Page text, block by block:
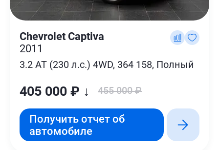
Chevrolet Captiva
2011
3.2 AT (230 л.с.) 4WD, 364 158, Полный
405 000 ₽ ↓ 455 000 ₽
Получить отчет об
автомобиле